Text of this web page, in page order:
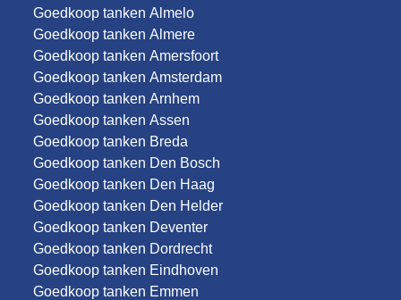
Goedkoop tanken Almelo
Goedkoop tanken Almere
Goedkoop tanken Amersfoort
Goedkoop tanken Amsterdam
Goedkoop tanken Arnhem
Goedkoop tanken Assen
Goedkoop tanken Breda
Goedkoop tanken Den Bosch
Goedkoop tanken Den Haag
Goedkoop tanken Den Helder
Goedkoop tanken Deventer
Goedkoop tanken Dordrecht
Goedkoop tanken Eindhoven
Goedkoop tanken Emmen